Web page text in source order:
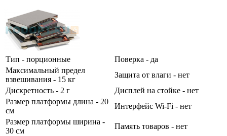
Тип - порционные
Поверка - да
Максимальный предел
взвешивания - 15 кг
Защита от влаги - нет
Дискретность - 2 г
Дисплей на стойке - нет
Размер платформы длина - 20
см
Интерфейс Wi-Fi - нет
Размер платформы ширина -
30 см
Память товаров - нет